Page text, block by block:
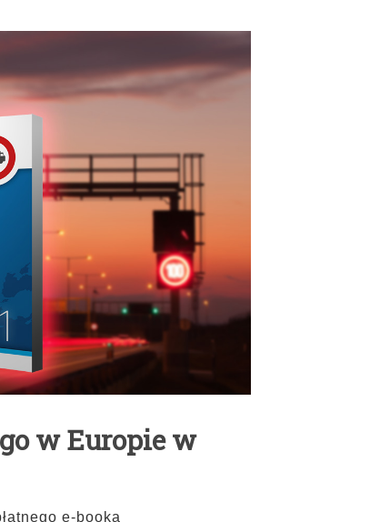
w Europie w
e-booka